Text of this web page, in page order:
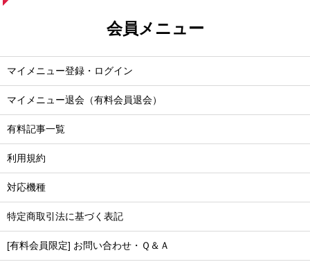
会員メニュー
マイメニュー登録・ログイン
マイメニュー退会（有料会員退会）
有料記事一覧
利用規約
対応機種
特定商取引法に基づく表記
[有料会員限定] お問い合わせ・Ｑ＆Ａ